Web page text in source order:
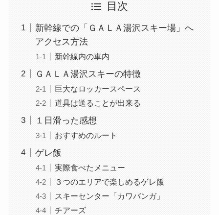
目次
新幹線での「ＧＡＬＡ湯沢スキー場」へ
アクセス方法
新幹線内の車内
ＧＡＬＡ湯沢スキーの特徴
巨大なロッカースペース
道具は送ることが出来る
１日滑った感想
おすすめのルート
ゲレ飯
実際食べたメニュー
３つのエリアで楽しめるゲレ飯
スキーセンター「カワバンガ」
チアーズ